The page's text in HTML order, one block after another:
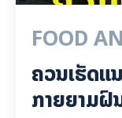
FOOD
ຄວນເຮັດແ
ກາຍຍາມຝົ